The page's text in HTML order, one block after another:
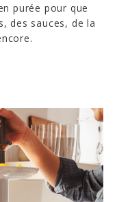
purée pour que
des sauces, de la